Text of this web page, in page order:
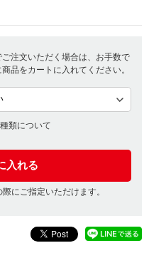
注文いただく場合は、お手数で
品をカートに入れてください。
類について
にご指定いただけます。